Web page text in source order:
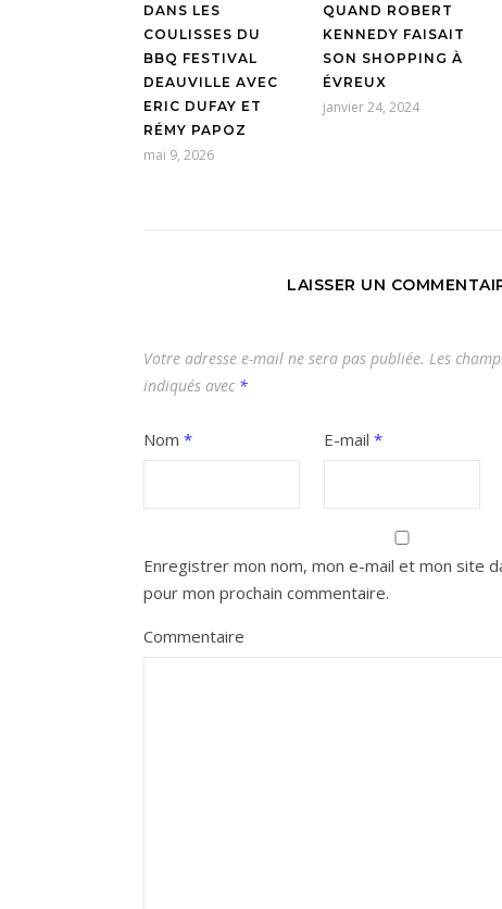
DANS LES
COULISSES DU
BBQ FESTIVAL
DEAUVILLE AVEC
ERIC DUFAY ET
RÉMY PAPOZ
mai 9, 2026
QUAND ROBERT
KENNEDY FAISAIT
SON SHOPPING À
ÉVREUX
janvier 24, 2024
LAISSER UN
Votre adresse e-mail ne sera pas publiée. Les
indiqués avec *
Nom * E-mail *
Enregistrer mon nom, mon e-mail et mon site
pour mon prochain commentaire.
Commentaire